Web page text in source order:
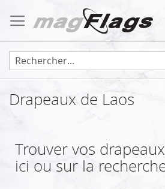
au
contenu
Drapeaux de Laos
Trouver vos
ici ou sur la